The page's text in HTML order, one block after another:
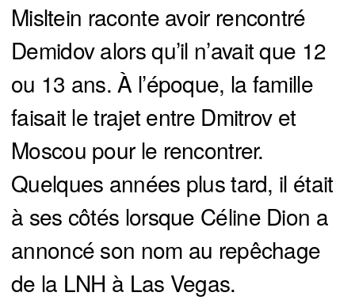
Misltein raconte avoir rencontré
Demidov alors qu’il n’avait que 12
ou 13 ans. À l’époque, la famille
faisait le trajet entre Dmitrov et
Moscou pour le rencontrer.
Quelques années plus tard, il était
à ses côtés lorsque Céline Dion a
annoncé son nom au repêchage
de la LNH à Las Vegas.